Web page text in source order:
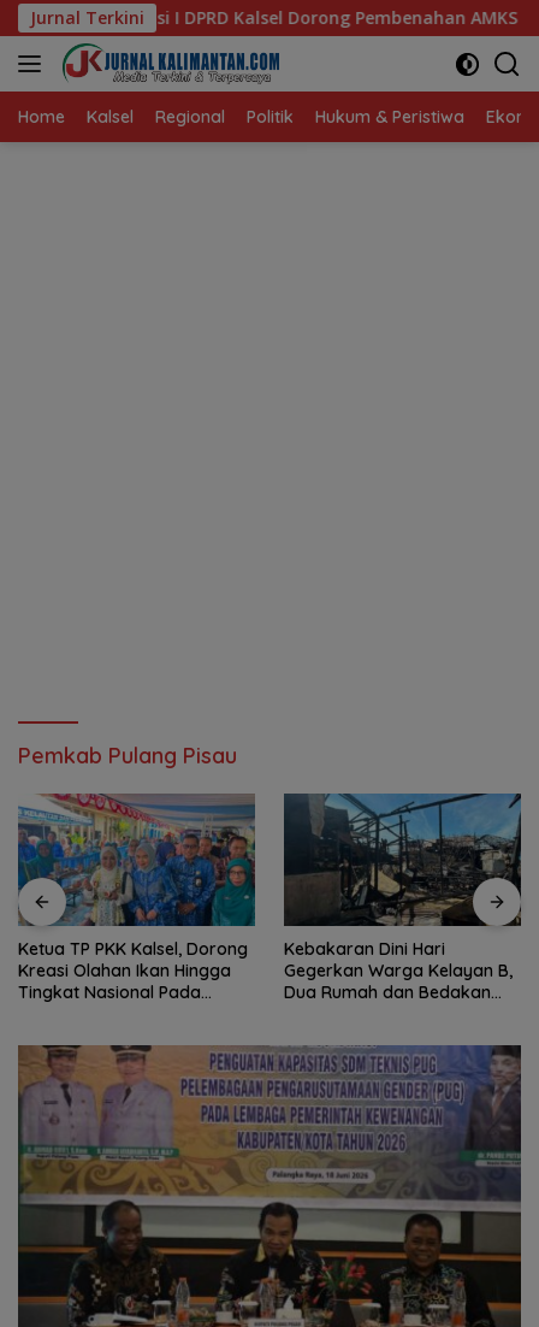
Langsung
ke
konten
Jurnal Terkini
Dorong Pembenahan AMKS Hasanuddin Ketua TP
Home Kalsel Regional Politik Hukum & Peristiwa
Pemkab Pulang Pisau
Ketua TP PKK Kalsel, Dorong
Kreasi Olahan Ikan Hingga
Tingkat Nasional Pada
Kebakaran Dini Hari
Gegerkan Warga Kelayan B,
Dua Rumah dan Bedakan